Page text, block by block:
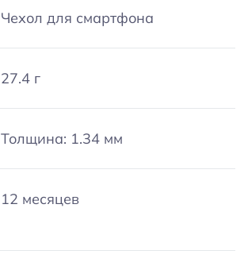
Чехол для смартфона
27.4 г
Толщина: 1.34 мм
12 месяцев